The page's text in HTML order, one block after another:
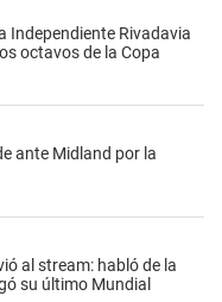
Independiente Rivadavia
octavos de la Copa
ante Midland por la
al stream: habló de la
su último Mundial